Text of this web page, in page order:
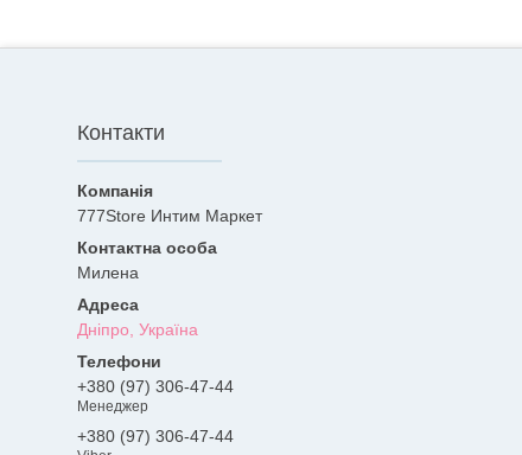
Контакти
777Store Интим Маркет
Милена
Дніпро, Україна
+380 (97) 306-47-44
Менеджер
+380 (97) 306-47-44